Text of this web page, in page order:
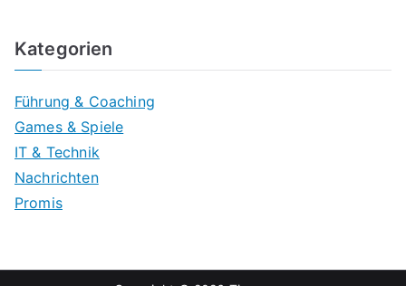
Kategorien
Führung & Coaching
Games & Spiele
IT & Technik
Nachrichten
Promis